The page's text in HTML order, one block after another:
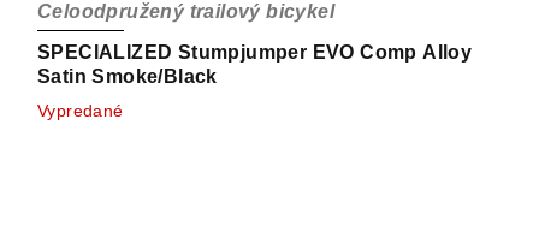
SPECIALIZED Stumpjumper EVO Comp Alloy
Satin Smoke/Black
Celoodpružený trailový bicykel
Vypredané